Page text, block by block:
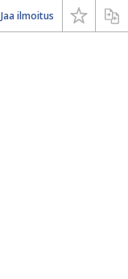
Jaa ilmoitus